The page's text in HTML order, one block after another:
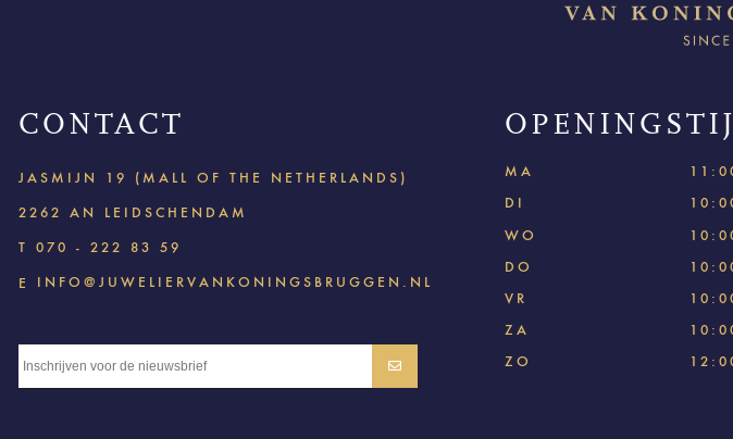
CONTACT
JASMIJN 19 (MALL OF THE NETHERLANDS)
2262 AN LEIDSCHENDAM
T 070 - 222 83 59
E INFO@JUWELIERVANKONINGSBRUGGEN.NL
MA
DI
WO
DO
VR
ZA
ZO